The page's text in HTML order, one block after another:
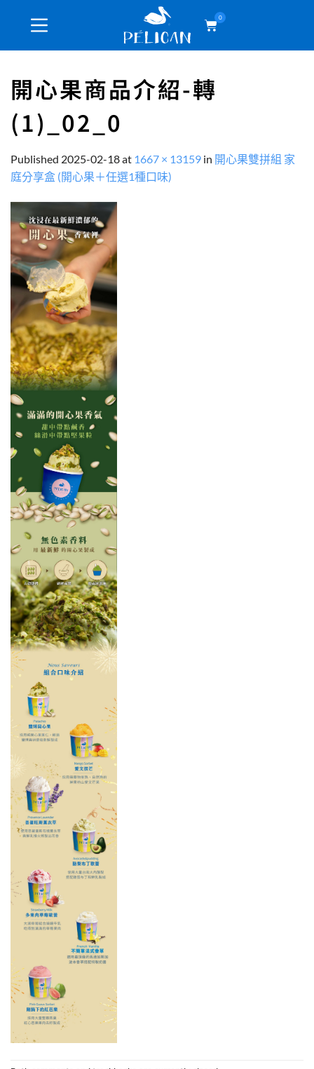
0
開心果商品介紹-轉
(1)_02_0
Published 2025-02-18at 1667 × 13159 in 開心果雙拼組 家
庭分享盒 (開心果＋任選1種口味)